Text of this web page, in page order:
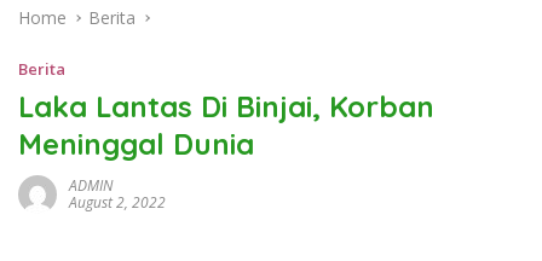
Home Berita
Berita
Laka Lantas Di Binjai, Korban
Meninggal Dunia
ADMIN
August 2, 2022